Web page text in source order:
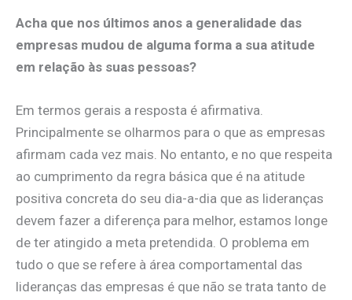
Acha que nos últimos anos a generalidade das
empresas mudou de alguma forma a sua atitude
em relação às suas pessoas?
Em termos gerais a resposta é afirmativa.
Principalmente se olharmos para o que as empresas
afirmam cada vez mais. No entanto, e no que respeita
ao cumprimento da regra básica que é na atitude
positiva concreta do seu dia-a-dia que as lideranças
devem fazer a diferença para melhor, estamos longe
de ter atingido a meta pretendida. O problema em
tudo o que se refere à área comportamental das
lideranças das empresas é que não se trata tanto de